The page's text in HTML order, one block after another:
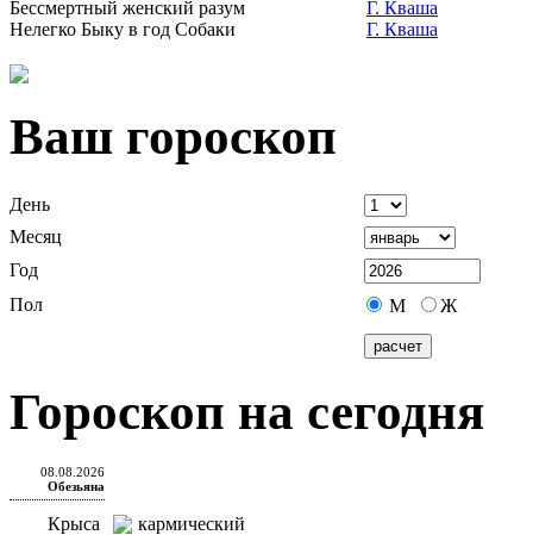
Бессмертный женский разум
Г. Кваша
Нелегко Быку в год Собаки
Г. Кваша
Ваш гороскоп
День
Месяц
Год
Пол
М Ж
Гороскоп на сегодня
08.08.2026
Обезьяна
Крыса
кармический